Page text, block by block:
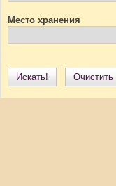
Место хранения